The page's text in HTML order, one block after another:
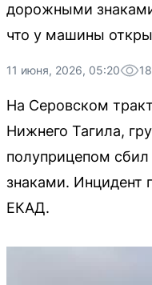
дорожными
что у машины
11 июня, 2026, 05:20 18
На Серовском
Нижнего Тагила,
полуприцепом
знаками. Инцидент
ЕКАД.